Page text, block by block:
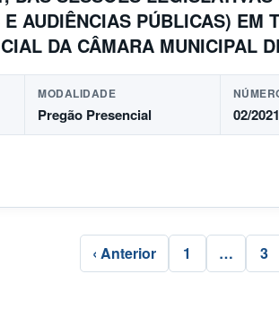
AUDIÊNCIAS PÚBLICAS) EM
DA CÂMARA MUNICIPAL
MODALIDADE
Pregão Presencial 02/2021
‹ Anterior 1 … 3